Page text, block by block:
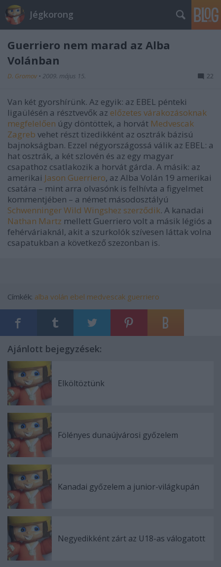
Jégkorong
Guerriero nem marad az Alba
Volánban
D. Gromov • 2009. május 15. 22
Van két gyorshírünk. Az egyik: az EBEL pénteki
ligaülésén a résztvevők az előzetes várakozásoknak
megfelelően úgy döntöttek, a horvát Medvescak
Zagreb vehet részt tizedikként az osztrák bázisú
bajnokságban. Ezzel négyországossá válik az EBEL: a
hat osztrák, a két szlovén és az egy magyar
csapathoz csatlakozik a horvát gárda. A másik: az
amerikai Jason Guerriero, az Alba Volán 19 amerikai
csatára – mint arra olvasónk is felhívta a figyelmet
kommentjében – a német másodosztályú
Schwenninger Wild Wingshez szerződik. A kanadai
Nathan Martz mellett Guerriero volt a másik légiós a
fehérváriaknál, akit a szurkolók szívesen láttak volna
csapatukban a következő szezonban is.
Címkék: alba volán ebel medvescak guerriero
Ajánlott bejegyzések:
Elköltöztünk
Fölényes dunaújvárosi győzelem
Kanadai győzelem a junior-világkupán
Negyedikként zárt az U18-as válogatott